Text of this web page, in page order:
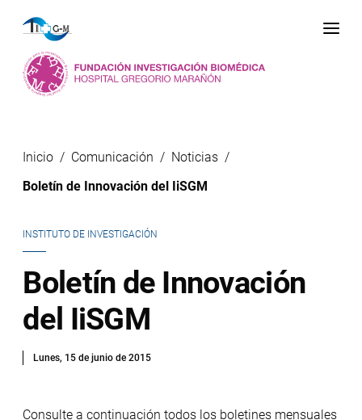
Inicio Comunicación
Noticias
Boletín de Innovación del IiSGM
INSTITUTO DE INVESTIGACIÓN
Boletín de Innovación
del IiSGM
Lunes, 15 de junio de 2015
Consulte a continuación todos los boletines mensuales